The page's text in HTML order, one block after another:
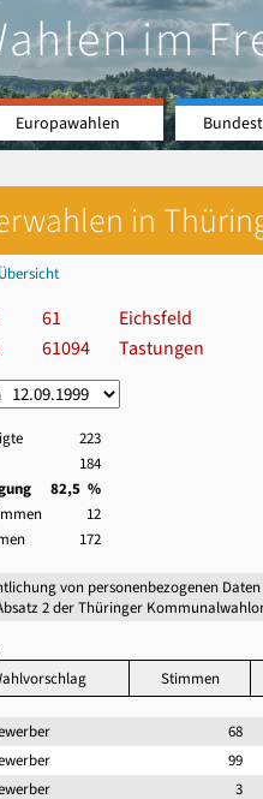
im
Europawahlen
in
61
Eichsfeld
61094 Tastungen
223
184
82,5 %
12
172
von personenbezogenen
2 der Thüringer
Stimmen
68
99
3